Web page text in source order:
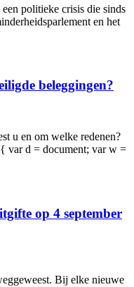
politieke crisis die sinds
en het
beleggingen?
u en om welke redenen?
var d = document; var w =
op 4 september
Bij elke nieuwe